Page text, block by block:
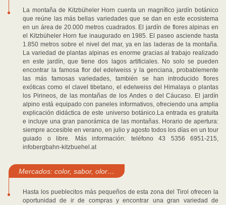
La montaña de Kitzbüheler Horn cuenta un magnífico jardín botánico
que reúne las más bellas variedades que se dan en este ecosistema
en un área de 20.000 metros cuadrados. El jardín de flores alpinas en
el Kitzbüheler Horn fue inaugurado en 1985. El paseo asciende hasta
1.850 metros sobre el nivel del mar, ya en las laderas de la montaña.
La variedad de plantas alpinas es enorme gracias al trabajo realizado
en este jardín, que tiene dos lagos artificiales. No solo se pueden
encontrar la famosa flor del edelweiss y la genciana, probablemente
las más famosas variedades, también se han introducido flores
exóticas como el clavel tibetano, el edelweiss del Himalaya o plantas
los Pirineos, de las montañas de los Andes o del Cáucaso. El jardín
alpino está equipado con paneles informativos, ofreciendo una amplia
explicación didáctica de este universo botánico.La entrada es gratuita
e incluye una gran panorámica de las montañas. Horario de apertura:
siempre accesible en verano, en julio y agosto todos los días en un tour
guiado o libre. Más información: teléfono 43 5356 6951-215,
infobergbahn-kitzbuehel.at
Mercados: color, sabor, olor…
Hasta los pueblecitos más pequeños de esta zona del Tirol ofrecen la
oportunidad de ir de compras y encontrar una gran variedad de